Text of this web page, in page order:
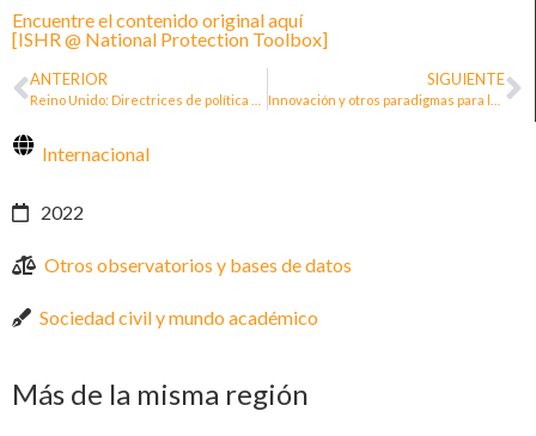
Encuentre el contenido original aquí
[ISHR @ National Protection Toolbox]
ANTERIOR SIGUIENTE
Internacional
2022
Otros observatorios y bases de datos
Sociedad civil y mundo académico
Más de la misma región